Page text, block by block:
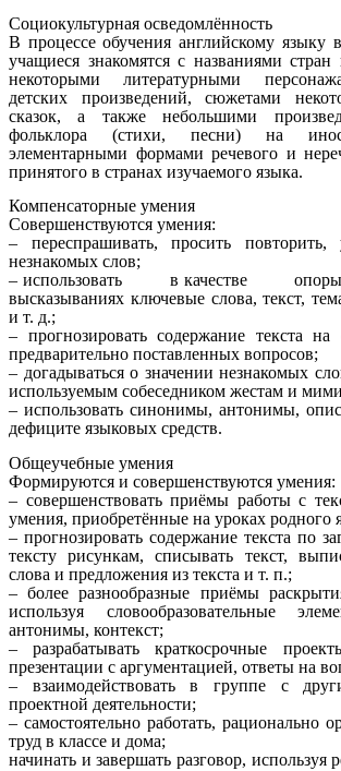
Социокультурная осведомлённость
В процессе обучения английскому языку
учащиеся знакомятся с названиями стран
некоторыми литературными
детских произведений, сюжетами
сказок, а также небольшими
фольклора (стихи, песни) на
элементарными формами речевого и
принятого в странах изучаемого языка.
Компенсаторные умения
Совершенствуются умения:
– переспрашивать, просить повторить,
незнакомых слов;
– использовать в качестве опоры
высказываниях ключевые слова, текст,
и т. д.;
– прогнозировать содержание текста на
предварительно поставленных вопросов;
– догадываться о значении незнакомых
используемым собеседником жестам и
– использовать синонимы, антонимы,
дефиците языковых средств.
Общеучебные умения
Формируются и совершенствуются умения:
– совершенствовать приёмы работы с
умения, приобретённые на уроках родного
– прогнозировать содержание текста по
тексту рисункам, списывать текст,
слова и предложения из текста и т. п.;
– более разнообразные приёмы
используя словообразовательные
антонимы, контекст;
– разрабатывать краткосрочные
презентации с аргументацией, ответы на
– взаимодействовать в группе с
проектной деятельности;
– самостоятельно работать, рационально
труд в классе и дома;
начинать и завершать разговор,